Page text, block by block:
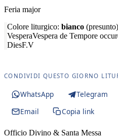
Feria major
Colore liturgico: bianco (presunto)
VesperaVespera de Tempore
DiesF.V
CONDIVIDI QUESTO GIORNO
WhatsApp Telegram
Email
Copia link
Officio Divino & Santa Messa